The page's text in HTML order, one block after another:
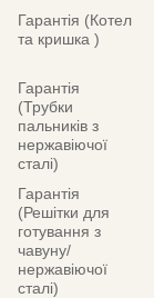
Гарантія (Котел
та кришка )
Гарантія
(Трубки
пальників з
нержавіючої
сталі)
Гарантія
(Решітки для
готування з
чавуну/
нержавіючої
сталі)